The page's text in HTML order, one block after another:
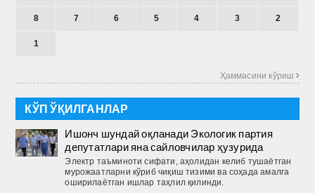
8 7 6 5 4 3 2
1
Ҳаммасини кўриш 
КЎП ЎҚИЛГАНЛАР
Ишонч шундай оқланади Экологик партия
депутатлари яна сайловчилар ҳузурида
Электр таъминоти сифати, аҳолидан келиб тушаётган
мурожаатларни кўриб чиқиш тизими ва соҳада амалга
оширилаётган ишлар таҳлил қилинди.